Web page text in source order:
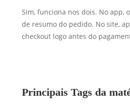
Sim, funciona nos dois. No app,
de resumo do pedido. No site,
checkout logo antes do
Principais Tags da